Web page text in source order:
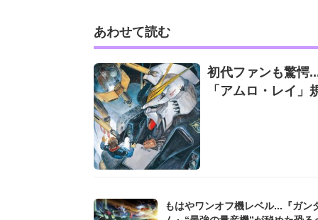
あわせて読む
初代ファンも驚愕
「アムロ・レイ」
もはやワンオフ機レベル...『ガン